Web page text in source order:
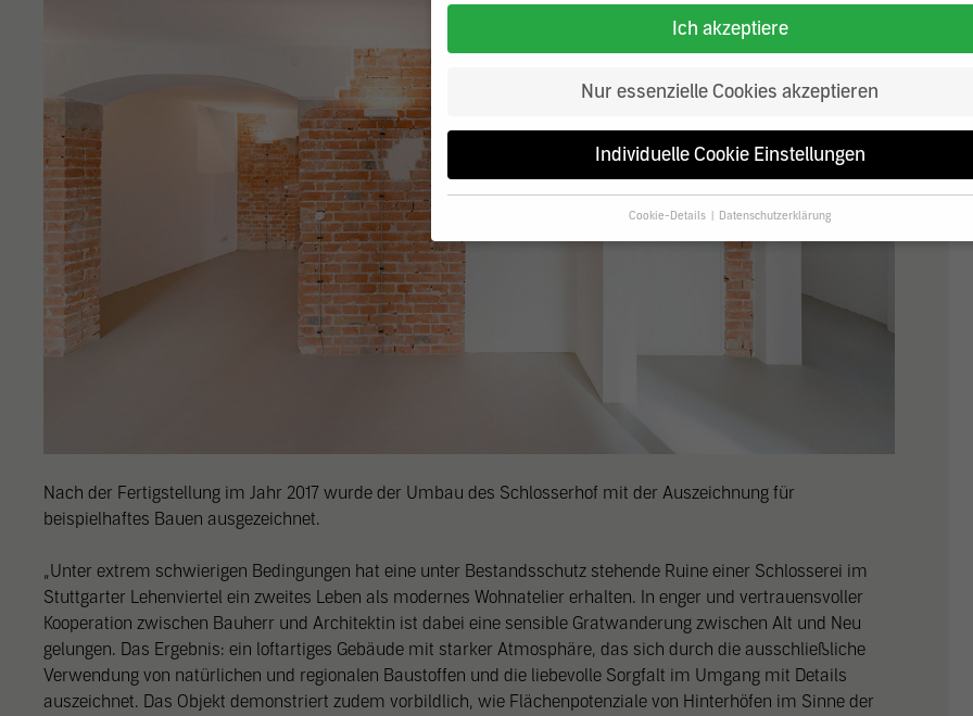
Nach der Fertigstellung im Jahr 2017 wurde der Umbau des Schlosserhof mit der Auszeichnung für
beispielhaftes Bauen ausgezeichnet.
„Unter extrem schwierigen Bedingungen hat eine unter Bestandsschutz stehende Ruine einer Schlosserei im
Stuttgarter Lehenviertel ein zweites Leben als modernes Wohnatelier erhalten. In enger und vertrauensvoller
Kooperation zwischen Bauherr und Architektin ist dabei eine sensible Gratwanderung zwischen Alt und Neu
gelungen. Das Ergebnis: ein loftartiges Gebäude mit starker Atmosphäre, das sich durch die ausschließliche
Verwendung von natürlichen und regionalen Baustoffen und die liebevolle Sorgfalt im Umgang mit Details
auszeichnet. Das Objekt demonstriert zudem vorbildlich, wie Flächenpotenziale von Hinterhöfen im Sinne der
Ich akzeptiere
Nur essenzielle Cookies akzeptieren
Individuelle Cookie Einstellungen
Cookie-Details Datenschutzerklärung
Datenschutzeinstellungen
Wenn Sie unter 16 Jahre alt sind und Ihre Zustimmung zu freiwilligen Diensten
möchten, müssen Sie Ihre Erziehungsberechtigten um Erlaubnis bitten.
Wir verwenden Cookies und andere Technologien auf unserer Website. Einige von
ihnen sind essenziell, während andere uns helfen, diese Website und Ihre
Personenbezogene Daten können verarbeitet werden (z. B. IP-
Adressen), z. B. für personalisierte Anzeigen und Inhalte oder Anzeigen- und
Weitere Informationen über die Verwendung Ihrer Daten finden
lassen und so nur bestimmte Cookies auswählen.
Nur essenzielle Cookies akzeptieren
Datenschutzeinstellungen
Essenziell (1)
Essenzielle Cookies ermöglichen grundlegende Funktionen und sind für die einwandfreie
Funktion der Website erforderlich.